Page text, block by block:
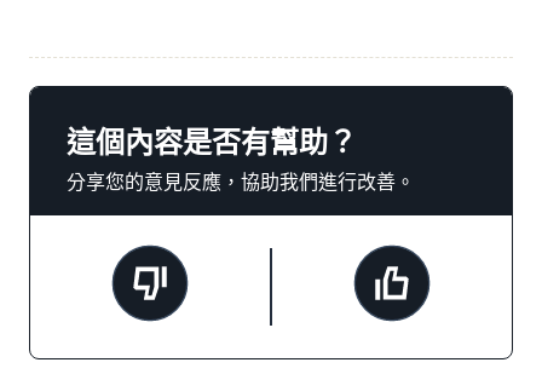
這個內容是否有幫助？
分享您的意見反應，協助我們進行改善。